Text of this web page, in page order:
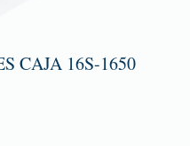
CAJA 16S-1650